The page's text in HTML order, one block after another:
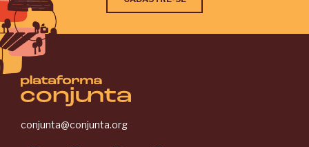
conjunta@conjunta.org